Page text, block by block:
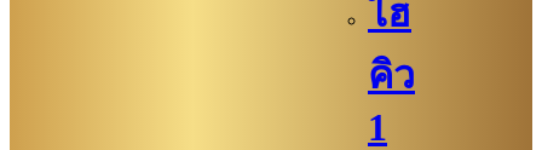
ไฮ
คิว
1